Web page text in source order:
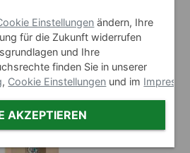
Einstellungen ändern, Ihre
für die Zukunft widerrufen
und Ihre
finden Sie in unserer
, Cookie Einstellungen und im
AKZEPTIEREN